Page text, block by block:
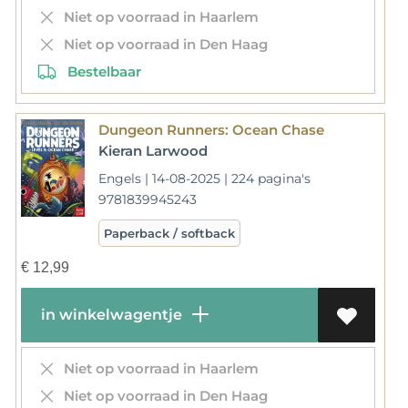
Niet op voorraad in Haarlem
Niet op voorraad in Den Haag
Bestelbaar
Dungeon Runners: Ocean Chase
Kieran Larwood
Engels | 14-08-2025 | 224 pagina's
9781839945243
Paperback / softback
€12,99
in winkelwagentje
Niet op voorraad in Haarlem
Niet op voorraad in Den Haag